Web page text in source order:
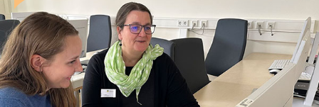
Karriere
Beratungsstellen &
Zuweisende